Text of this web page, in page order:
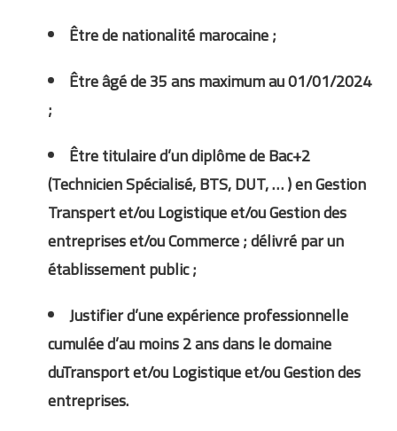
Être de nationalité marocaine ;
Être âgé de 35 ans maximum au 01/01/2024
;
Être titulaire d’un diplôme de Bac+2
(Technicien Spécialisé, BTS, DUT, … ) en Gestion
Transpert et/ou Logistique et/ou Gestion des
entreprises et/ou Commerce ; délivré par un
établissement public ;
Justifier d’une expérience professionnelle
cumulée d’au moins 2 ans dans le domaine
duTransport et/ou Logistique et/ou Gestion des
entreprises.